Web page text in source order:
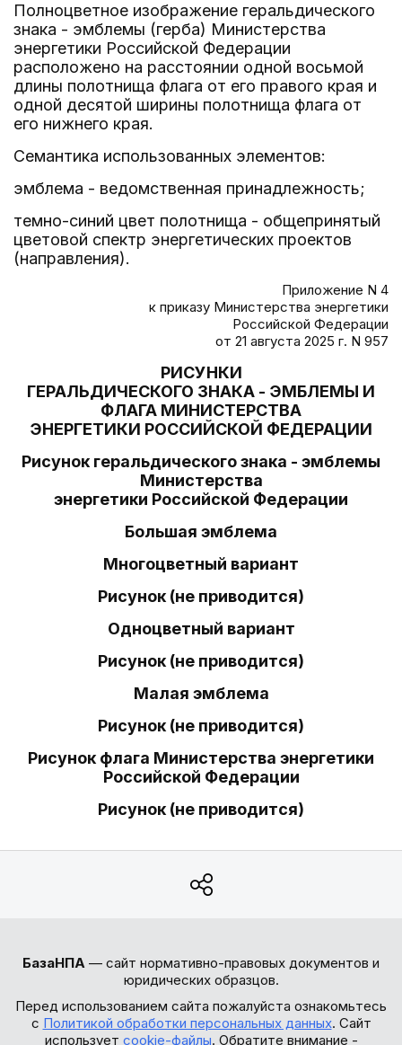
Полноцветное изображение геральдического
знака - эмблемы (герба) Министерства
энергетики Российской Федерации
расположено на расстоянии одной восьмой
длины полотнища флага от его правого края и
одной десятой ширины полотнища флага от
его нижнего края.
Семантика использованных элементов:
эмблема - ведомственная принадлежность;
темно-синий цвет полотнища - общепринятый
цветовой спектр энергетических проектов
(направления).
Приложение N 4
к приказу Министерства энергетики
Российской Федерации
от 21 августа 2025 г. N 957
РИСУНКИ
ГЕРАЛЬДИЧЕСКОГО ЗНАКА - ЭМБЛЕМЫ И
ФЛАГА МИНИСТЕРСТВА
ЭНЕРГЕТИКИ РОССИЙСКОЙ ФЕДЕРАЦИИ
Рисунок геральдического знака - эмблемы
Министерства
энергетики Российской Федерации
Большая эмблема
Многоцветный вариант
Рисунок (не приводится)
Одноцветный вариант
Рисунок (не приводится)
Малая эмблема
Рисунок (не приводится)
Рисунок флага Министерства энергетики
Российской Федерации
Рисунок (не приводится)
БазаНПА — сайт нормативно-правовых документов и
юридических образцов.
Перед использованием сайта пожалуйста ознакомьтесь
с Политикой обработки персональных данных. Сайт
использует cookie-файлы. Обратите внимание -